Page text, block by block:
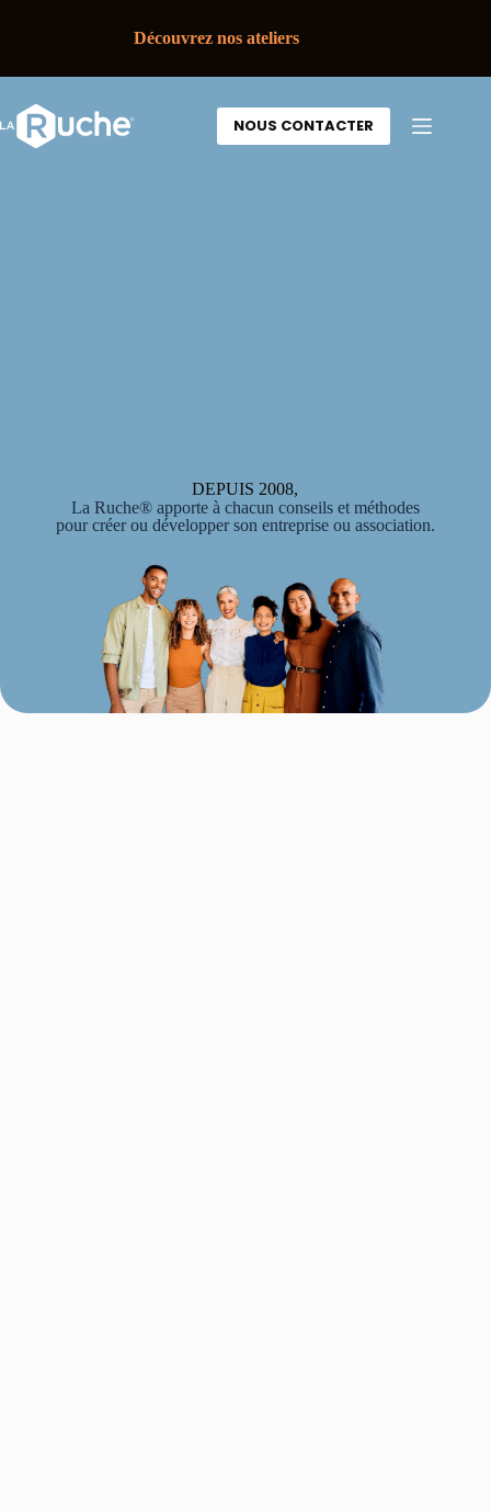
Découvrez nos ateliers
NOUS CONTACTER
DEPUIS 2008,
La Ruche® apporte à chacun conseils et méthodes
pour créer ou développer son entreprise ou association.